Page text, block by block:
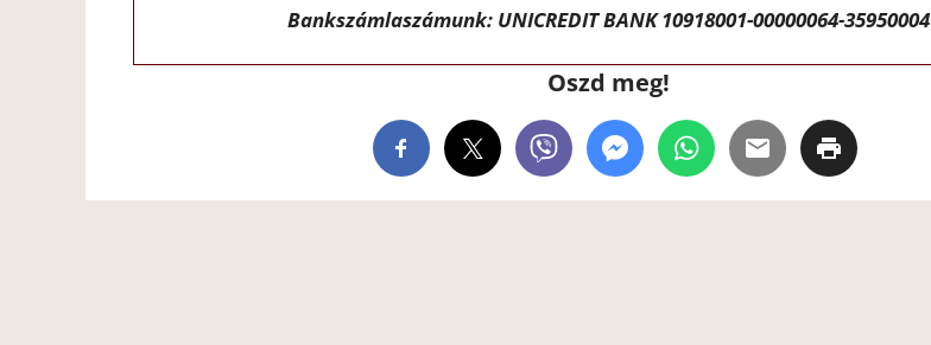
Bankszámlaszámunk: UNICREDIT BANK 10918001-00000064-35950004
Oszd meg!